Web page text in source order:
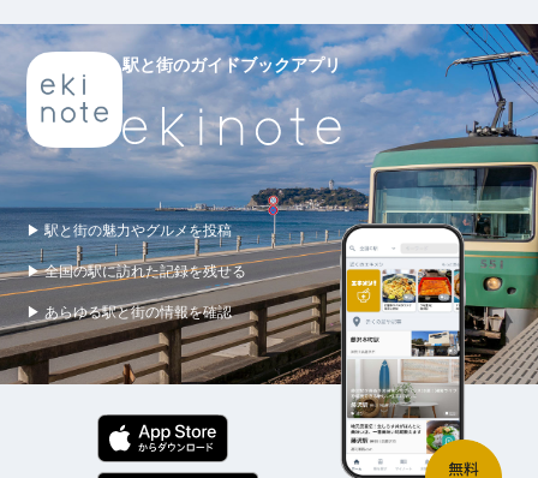
駅と街のガイドブックアプリ
▶ 駅と街の魅力やグルメを投稿
▶ 全国の駅に訪れた記録を残せる
▶ あらゆる駅と街の情報を確認